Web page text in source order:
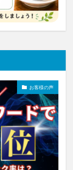
お客様の声